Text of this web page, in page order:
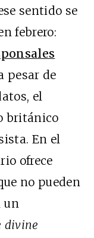
sentido se
febrero:
pesar de
el
británico
En el
ofrece
no pueden
un
divine